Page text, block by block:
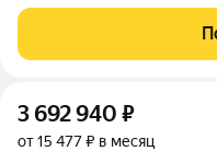
удобная городская база:
инфраструктуры,
3 692 940 ₽
от 15 477 ₽ в месяц